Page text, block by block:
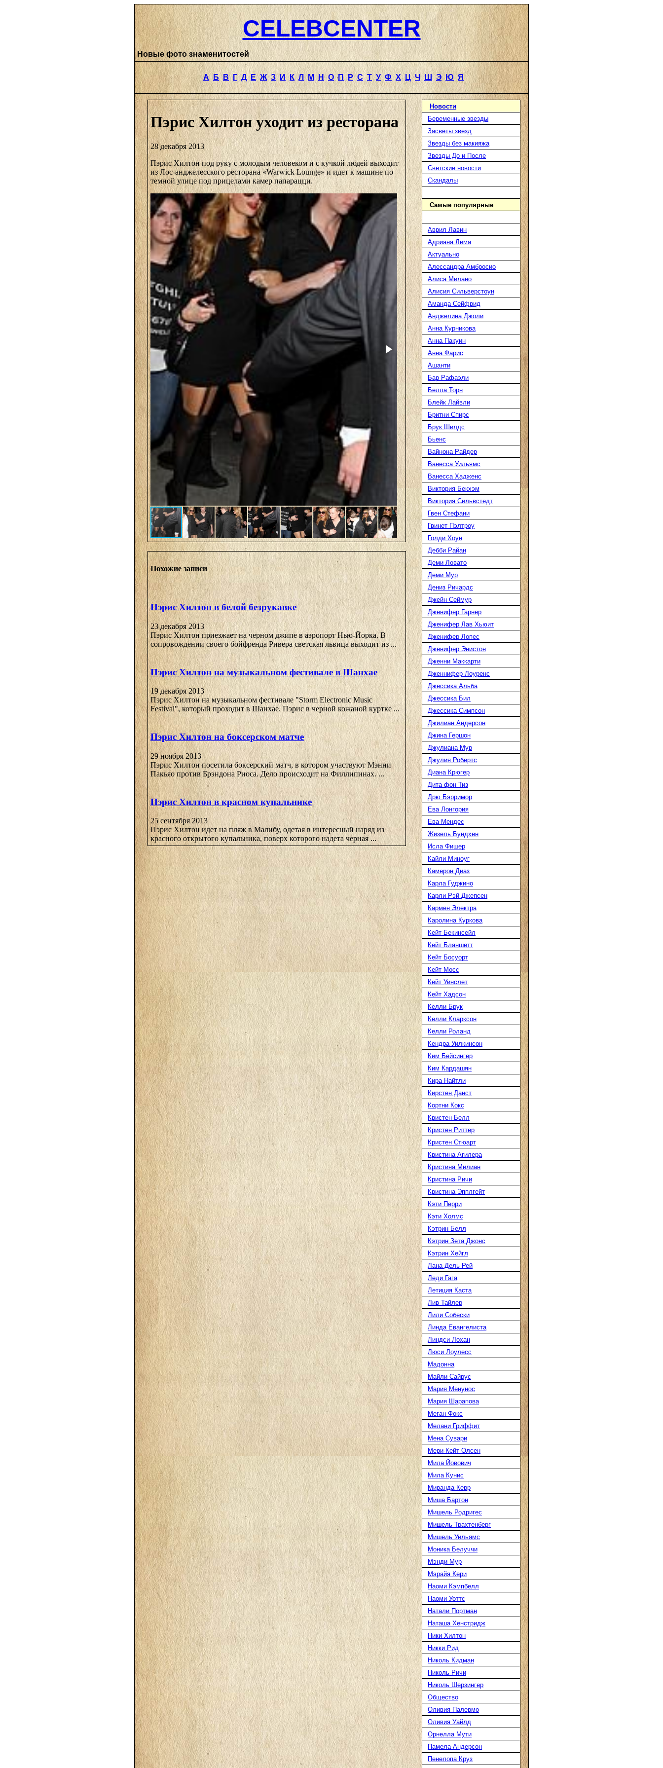
CELEBCENTER
Новые фото знаменитостей
А Б В Г Д Е Ж З И К Л М Н О П Р С Т У Ф Х Ц Ч Ш Э Ю Я
Пэрис Хилтон уходит из ресторана
28 декабря 2013
Пэрис Хилтон под руку с молодым человеком и с кучкой людей выходит
из Лос-анджелесского ресторана «Warwick Lounge» и идет к машине по
темной улице под прицелами камер папарацци.
Похожие записи
Пэрис Хилтон в белой безрукавке
23 декабря 2013
Пэрис Хилтон приезжает на черном джипе в аэропорт Нью-Йорка. В
сопровождении своего бойфренда Ривера светская львица выходит из ...
Пэрис Хилтон на музыкальном фестивале в Шанхае
19 декабря 2013
Пэрис Хилтон на музыкальном фестивале "Storm Electronic Music
Festival", который проходит в Шанхае. Пэрис в черной кожаной куртке ...
Пэрис Хилтон на боксерском матче
29 ноября 2013
Пэрис Хилтон посетила боксерский матч, в котором участвуют Мэнни
Пакьяо против Брэндона Риоса. Дело происходит на Филлипинах. ...
Пэрис Хилтон в красном купальнике
25 сентября 2013
Пэрис Хилтон идет на пляж в Малибу, одетая в интересный наряд из
красного открытого купальника, поверх которого надета черная ...
Новости
Беременные звезды
Засветы звезд
Звезды без макияжа
Звезды До и После
Светские новости
Скандалы
Самые популярные
Аврил Лавин
Адриана Лима
Актуально
Алессандра Амбросио
Алиса Милано
Алисия Сильверстоун
Аманда Сейфрид
Анджелина Джоли
Анна Курникова
Анна Пакуин
Анна Фарис
Ашанти
Бар Рафаэли
Белла Торн
Блейк Лайвли
Бритни Спирс
Брук Шилдс
Бьенс
Вайнона Райдер
Ванесса Уильямс
Ванесса Хадженс
Виктория Бекхэм
Виктория Сильвстедт
Гвен Стефани
Гвинет Пэлтроу
Голди Хоун
Дебби Райан
Деми Ловато
Деми Мур
Дениз Ричардс
Джейн Сеймур
Дженифер Гарнер
Дженифер Лав Хьюит
Дженифер Лопес
Дженифер Энистон
Дженни Маккарти
Дженнифер Лоуренс
Джессика Альба
Джессика Бил
Джессика Симпсон
Джилиан Андерсон
Джина Гершон
Джулиана Мур
Джулия Робертс
Диана Крюгер
Дита фон Тиз
Дрю Бэрримор
Ева Лонгория
Ева Мендес
Жизель Бундхен
Исла Фишер
Кайли Миноуг
Камерон Диаз
Карла Гуджино
Карли Рэй Джепсен
Кармен Электра
Каролина Куркова
Кейт Бекинсейл
Кейт Бланшетт
Кейт Босуорт
Кейт Мосс
Кейт Уинслет
Кейт Хадсон
Келли Брук
Келли Кларксон
Келли Роланд
Кендра Уилкинсон
Ким Бейсингер
Ким Кардашян
Кира Найтли
Кирстен Данст
Кортни Кокс
Кристен Белл
Кристен Риттер
Кристен Стюарт
Кристина Агилера
Кристина Милиан
Кристина Ричи
Кристина Эпплгейт
Кэти Перри
Кэти Холмс
Кэтрин Белл
Кэтрин Зета Джонс
Кэтрин Хейгл
Лана Дель Рей
Леди Гага
Летиция Каста
Лив Тайлер
Лили Собески
Линда Евангелиста
Линдси Лохан
Люси Лоулесс
Мадонна
Майли Сайрус
Мария Менунос
Мария Шарапова
Меган Фокс
Мелани Гриффит
Мена Сувари
Мери-Кейт Олсен
Мила Йовович
Мила Кунис
Миранда Керр
Миша Бартон
Мишель Родригес
Мишель Трахтенберг
Мишель Уильямс
Моника Белуччи
Мэнди Мур
Мэрайя Кери
Наоми Кэмпбелл
Наоми Уоттс
Натали Портман
Наташа Хенстридж
Ники Хилтон
Никки Рид
Николь Кидман
Николь Ричи
Николь Шерзингер
Общество
Оливия Палермо
Оливия Уайлд
Орнелла Мути
Памела Андерсон
Пенелопа Круз